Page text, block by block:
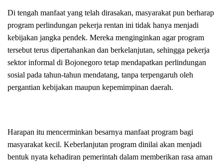
Di tengah manfaat yang telah dirasakan, masyarakat pun berharap
program perlindungan pekerja rentan ini tidak hanya menjadi
kebijakan jangka pendek. Mereka menginginkan agar program
tersebut terus dipertahankan dan berkelanjutan, sehingga pekerja
sektor informal di Bojonegoro tetap mendapatkan perlindungan
sosial pada tahun-tahun mendatang, tanpa terpengaruh oleh
pergantian kebijakan maupun kepemimpinan daerah.
Harapan itu mencerminkan besarnya manfaat program bagi
masyarakat kecil. Keberlanjutan program dinilai akan menjadi
bentuk nyata kehadiran pemerintah dalam memberikan rasa aman